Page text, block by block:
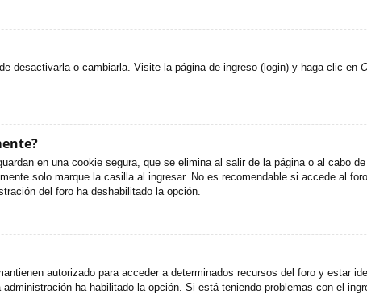
desactivarla o cambiarla. Visite la página de ingreso (login) y haga clic en
en una cookie segura, que se elimina al salir de la página o al cabo
solo marque la casilla al ingresar. No es recomendable si accede al
del foro ha deshabilitado la opción.
autorizado para acceder a determinados recursos del foro y estar
ha habilitado la opción. Si está teniendo problemas con el